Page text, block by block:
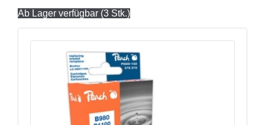
Ab Lager verfügbar (3 Stk.)